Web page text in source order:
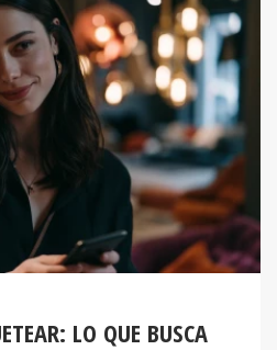
LO QUE BUSCA
LOS LABERINTOS DE